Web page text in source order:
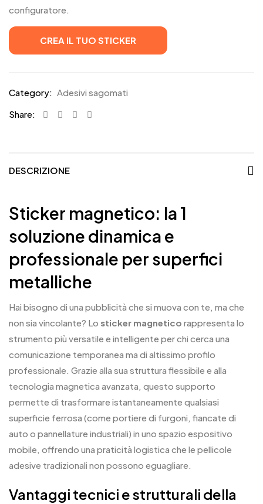
configuratore.
CREA IL TUO STICKER
Category: Adesivi sagomati
Share:
DESCRIZIONE
Sticker magnetico: la 1
soluzione dinamica e
professionale per superfici
metalliche
Hai bisogno di una pubblicità che si muova con te, ma che
non sia vincolante? Lo sticker magnetico rappresenta lo
strumento più versatile e intelligente per chi cerca una
comunicazione temporanea ma di altissimo profilo
professionale. Grazie alla sua struttura flessibile e alla
tecnologia magnetica avanzata, questo supporto
permette di trasformare istantaneamente qualsiasi
superficie ferrosa (come portiere di furgoni, fiancate di
auto o pannellature industriali) in uno spazio espositivo
mobile, offrendo una praticità logistica che le pellicole
adesive tradizionali non possono eguagliare.
Vantaggi tecnici e strutturali della